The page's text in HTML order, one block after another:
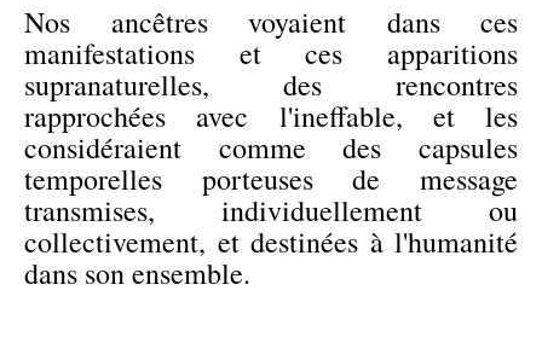
Nos ancêtres voyaient dans ces
manifestations et ces apparitions
supranaturelles, des rencontres
rapprochées avec l'ineffable, et les
considéraient comme des capsules
temporelles porteuses de message
transmises, individuellement ou
collectivement, et destinées à l'humanité
dans son ensemble.